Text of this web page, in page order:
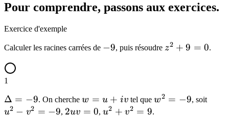
w_1}
Pour comprendre, passons aux exercices.
Exercice d'exemple
Calculer les racines carrées de -9
−9, puis résoudre z^2
0
z2 + 9 = 0.
1
\Delta
= -9
Δ = −9. On cherche w
=
w = u + iv tel quew^2
w2 = −9, soitu^2
u2 − v2 = −9, 2uv
2uv = 0,u^2
u2 + v2 = 9.